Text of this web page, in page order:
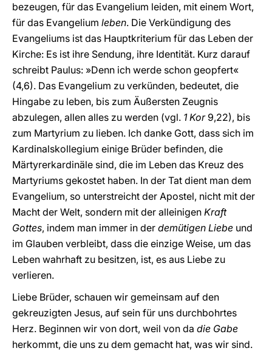
bezeugen, für das Evangelium leiden, mit einem Wort,
für das Evangelium leben. Die Verkündigung des
Evangeliums ist das Hauptkriterium für das Leben der
Kirche: Es ist ihre Sendung, ihre Identität. Kurz darauf
schreibt Paulus: »Denn ich werde schon geopfert«
(4,6). Das Evangelium zu verkünden, bedeutet, die
Hingabe zu leben, bis zum Äußersten Zeugnis
abzulegen, allen alles zu werden (vgl. 1 Kor 9,22), bis
zum Martyrium zu lieben. Ich danke Gott, dass sich im
Kardinalskollegium einige Brüder befinden, die
Märtyrerkardinäle sind, die im Leben das Kreuz des
Martyriums gekostet haben. In der Tat dient man dem
Evangelium, so unterstreicht der Apostel, nicht mit der
Macht der Welt, sondern mit der alleinigen Kraft
Gottes, indem man immer in der demütigen Liebe und
im Glauben verbleibt, dass die einzige Weise, um das
Leben wahrhaft zu besitzen, ist, es aus Liebe zu
verlieren.
Liebe Brüder, schauen wir gemeinsam auf den
gekreuzigten Jesus, auf sein für uns durchbohrtes
Herz. Beginnen wir von dort, weil von da die Gabe
herkommt, die uns zu dem gemacht hat, was wir sind.